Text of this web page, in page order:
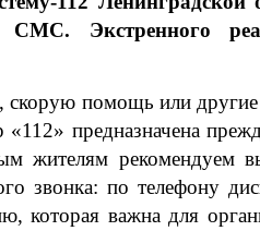
Экстренного
помощь или
предназначена
жителям рекомендуем
звонка: по телефону
которая важна для